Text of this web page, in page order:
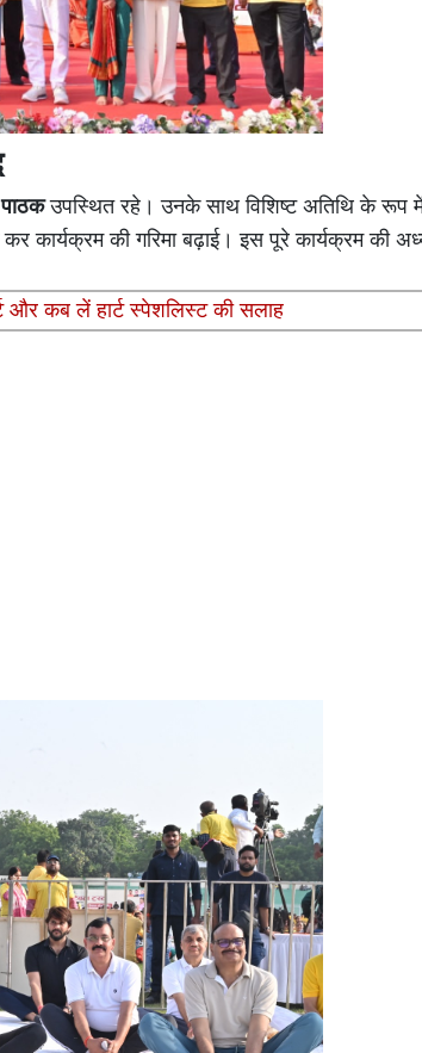
उपस्थित रहे। उनके साथ विशिष्ट अतिथि के रूप में
कार्यक्रम की गरिमा बढ़ाई। इस पूरे कार्यक्रम की
और कब लें हार्ट स्पेशलिस्ट की सलाह